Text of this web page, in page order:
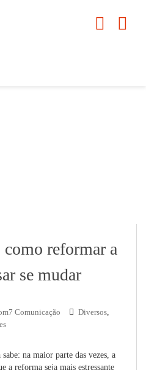
reformar a
se mudar
Comunicação Diversos,
na maior parte das vezes, a
a reforma seja mais estressante